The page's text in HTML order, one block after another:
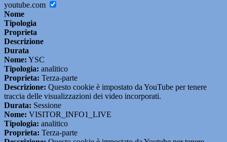
youtube.com
Nome
Tipologia
Proprieta
Descrizione
Durata
Nome: YSC
Tipologia: analitico
Proprieta: Terza-parte
Descrizione: Questo cookie è impostato da YouTube per tenere
traccia delle visualizzazioni dei video incorporati.
Durata: Sessione
Nome: VISITOR_INFO1_LIVE
Tipologia: analitico
Proprieta: Terza-parte